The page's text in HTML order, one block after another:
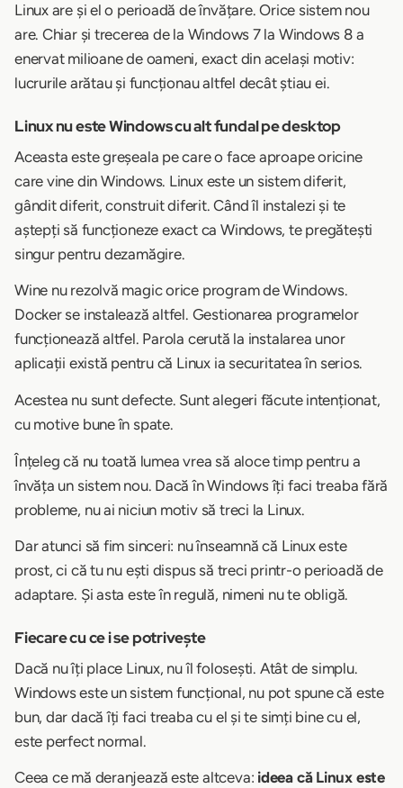
Linux are și el o perioadă de învățare. Orice sistem nou
are. Chiar și trecerea de la Windows 7 la Windows 8 a
enervat milioane de oameni, exact din același motiv:
lucrurile arătau și funcționau altfel decât știau ei.
Linux nu este Windows cu alt fundal pe desktop
Aceasta este greșeala pe care o face aproape oricine
care vine din Windows. Linux este un sistem diferit,
gândit diferit, construit diferit. Când îl instalezi și te
aștepți să funcționeze exact ca Windows, te pregătești
singur pentru dezamăgire.
Wine nu rezolvă magic orice program de Windows.
Docker se instalează altfel. Gestionarea programelor
funcționează altfel. Parola cerută la instalarea unor
aplicații există pentru că Linux ia securitatea în serios.
Acestea nu sunt defecte. Sunt alegeri făcute intenționat,
cu motive bune în spate.
Înțeleg că nu toată lumea vrea să aloce timp pentru a
învăța un sistem nou. Dacă în Windows îți faci treaba fără
probleme, nu ai niciun motiv să treci la Linux.
Dar atunci să fim sinceri: nu înseamnă că Linux este
prost, ci că tu nu ești dispus să treci printr-o perioadă de
adaptare. Și asta este în regulă, nimeni nu te obligă.
Fiecare cu ce i se potrivește
Dacă nu îți place Linux, nu îl folosești. Atât de simplu.
Windows este un sistem funcțional, nu pot spune că este
bun, dar dacă îți faci treaba cu el și te simți bine cu el,
este perfect normal.
Ceea ce mă deranjează este altceva: ideea că Linux este